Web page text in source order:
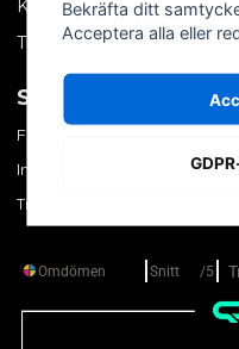
Köpvillkor
Tips & trix
SOCIALA MEDIER
Facebook
Instagram
TikTok
Bekräfta ditt
Acceptera alla eller